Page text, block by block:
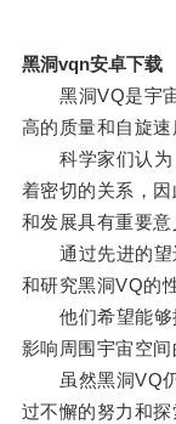
黑洞vqn安卓下载
黑洞VQ是宇宙
高的质量和自旋速
科学家们认为
着密切的关系，
和发展具有重要意
通过先进的望
和研究黑洞VQ的
他们希望能够
影响周围宇宙空间
虽然黑洞VQ仍
过不懈的努力和